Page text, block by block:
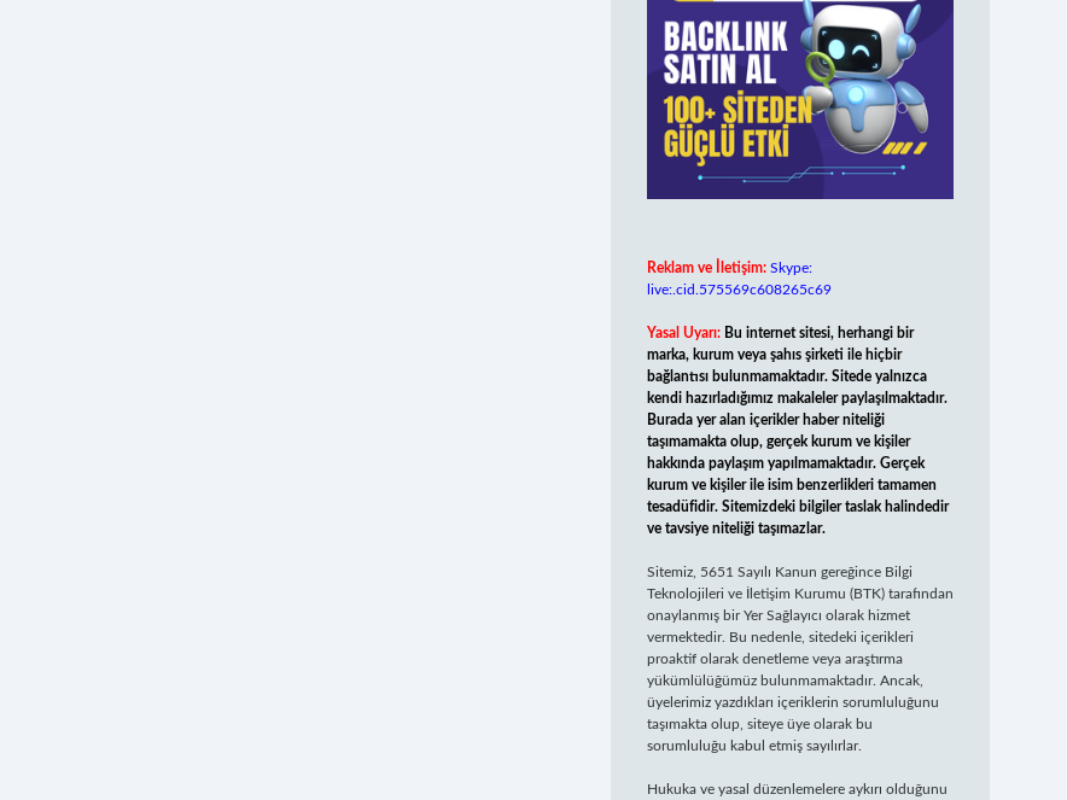
Reklam ve İletişim: Skype:
live:.cid.575569c608265c69
Yasal Uyarı: Bu internet sitesi, herhangi bir
marka, kurum veya şahıs şirketi ile hiçbir
bağlantısı bulunmamaktadır. Sitede yalnızca
kendi hazırladığımız makaleler paylaşılmaktadır.
Burada yer alan içerikler haber niteliği
taşımamakta olup, gerçek kurum ve kişiler
hakkında paylaşım yapılmamaktadır. Gerçek
kurum ve kişiler ile isim benzerlikleri tamamen
tesadüfidir. Sitemizdeki bilgiler taslak halindedir
ve tavsiye niteliği taşımazlar.
Sitemiz, 5651 Sayılı Kanun gereğince Bilgi
Teknolojileri ve İletişim Kurumu (BTK) tarafından
onaylanmış bir Yer Sağlayıcı olarak hizmet
vermektedir. Bu nedenle, sitedeki içerikleri
proaktif olarak denetleme veya araştırma
yükümlülüğümüz bulunmamaktadır. Ancak,
üyelerimiz yazdıkları içeriklerin sorumluluğunu
taşımakta olup, siteye üye olarak bu
sorumluluğu kabul etmiş sayılırlar.
Hukuka ve yasal düzenlemelere aykırı olduğunu